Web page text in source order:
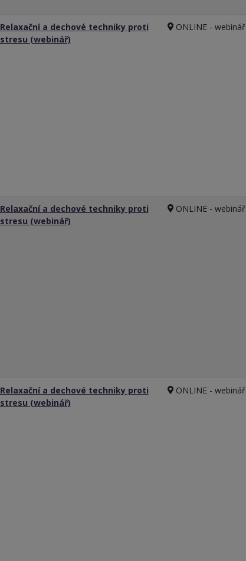
Relaxační a dechové techniky proti
stresu (webinář)
ONLINE - webinář
Relaxační a dechové techniky proti
stresu (webinář)
ONLINE - webinář
Relaxační a dechové techniky proti
stresu (webinář)
ONLINE - webinář